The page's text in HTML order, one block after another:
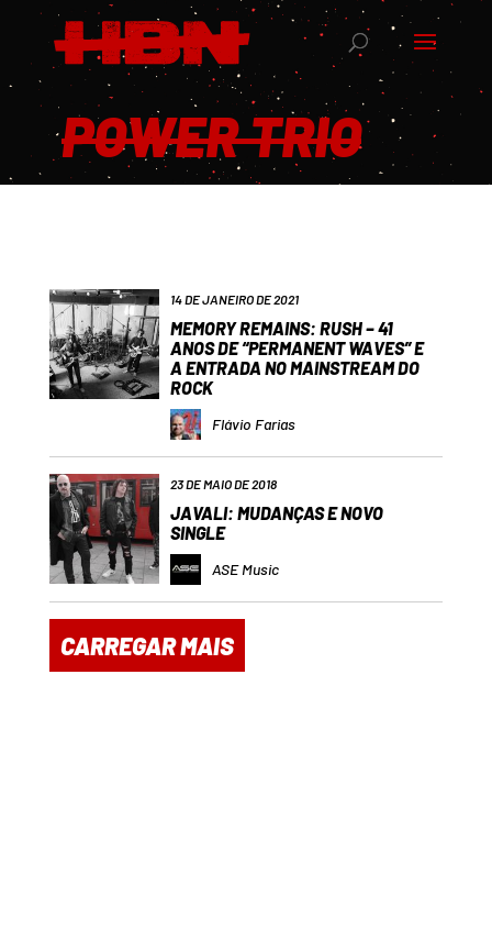
POWER TRIO
14 DE JANEIRO DE 2021
MEMORY REMAINS: RUSH – 41
ANOS DE “PERMANENT WAVES” E
A ENTRADA NO MAINSTREAM DO
ROCK
Flávio Farias
23 DE MAIO DE 2018
JAVALI: MUDANÇAS E NOVO
SINGLE
ASE Music
CARREGAR MAIS